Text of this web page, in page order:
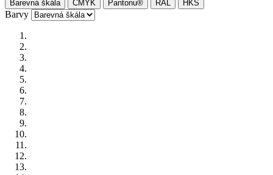
Barevná škála
CMYK Pantonu® RAL HKS
Barvy